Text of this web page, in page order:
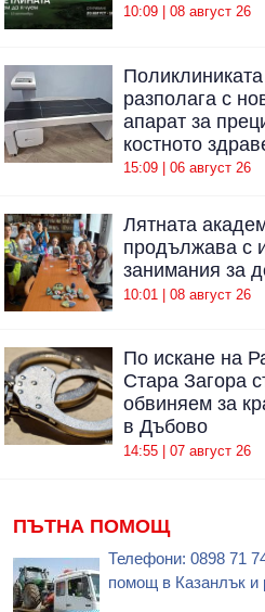
10:09 | 08 август 26
разполага с
апарат за
костното
15:09 | 06 август 26
Лятната
продължава с
занимания за
10:01 | 08 август 26
По искане на
Стара Загора
обвиняем за
в Дъбово
14:55 | 07 август 26
ПЪТНА ПОМОЩ
Телефони: 0898 71
помощ в Казанлък и